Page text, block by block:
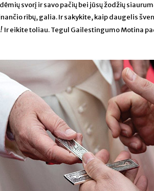
svorį ir savo pačių bei jūsų žodžių
ribų, galia. Ir sakykite, kaip daugelis
Ir eikite toliau. Tegul Gailestingumo Motina